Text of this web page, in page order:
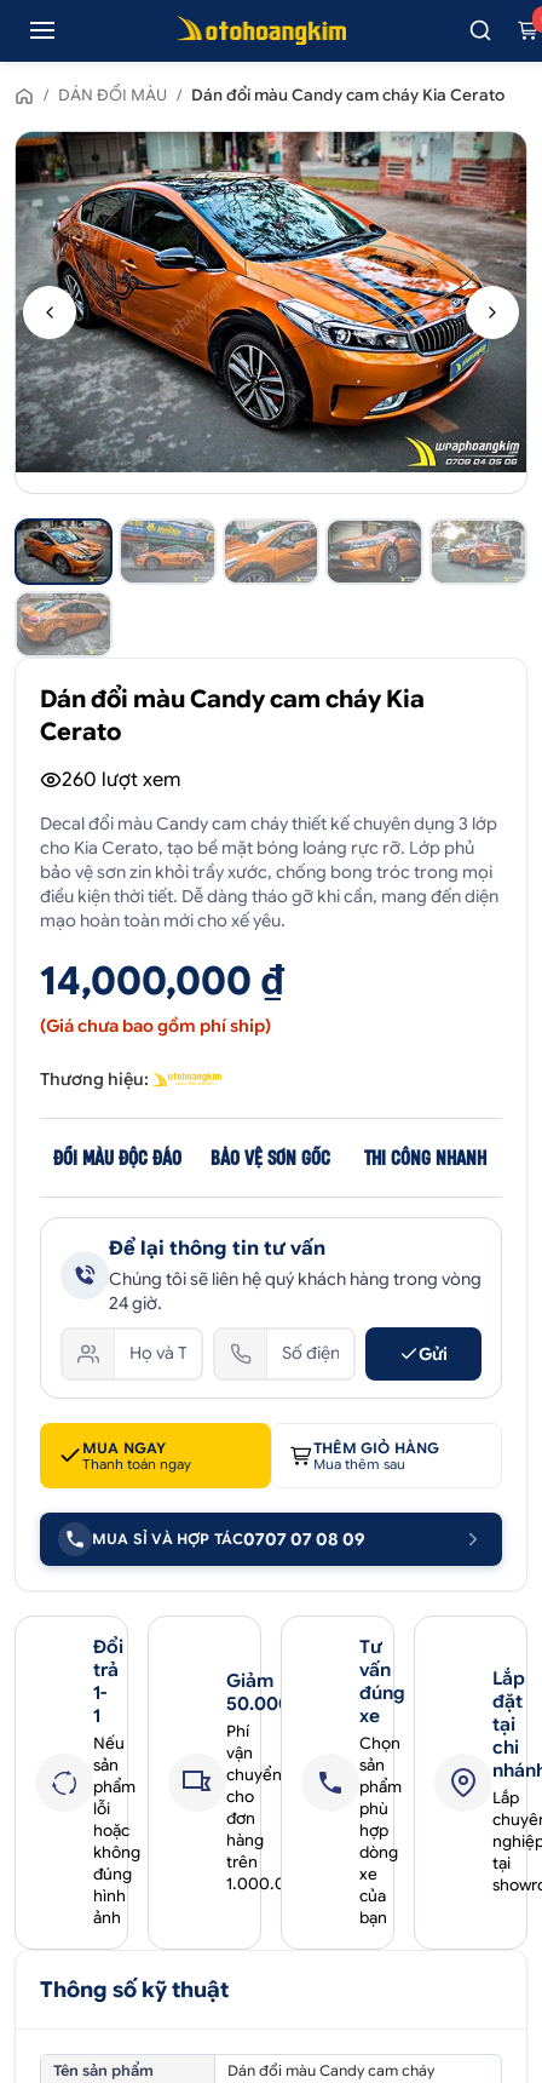
/ DÁN ĐỔI MÀU / Dán đổi màu Candy cam cháy Kia Cerato
Dán đổi màu Candy cam cháy Kia
Cerato
260 lượt xem
Decal đổi màu Candy cam cháy thiết kế chuyên dụng 3 lớp
cho Kia Cerato, tạo bề mặt bóng loáng rực rỡ. Lớp phủ
bảo vệ sơn zin khỏi trầy xước, chống bong tróc trong mọi
điều kiện thời tiết. Dễ dàng tháo gỡ khi cần, mang đến diện
mạo hoàn toàn mới cho xế yêu.
14,000,000 ₫
(Giá chưa bao gồm phí ship)
Thương hiệu:
ĐỔI MÀU ĐỘC ĐÁO BẢO VỆ SƠN GỐC THI CÔNG NHANH
Để lại thông tin tư vấn
Chúng tôi sẽ liên hệ quý khách hàng trong vòng
24 giờ.
Gửi
MUA NGAY
Thanh toán ngay
THÊM GIỎ HÀNG
Mua thêm sau
MUA SỈ VÀ HỢP TÁC0707 07 08 09
Đổi
trả
1-
1
Nếu
sản
phẩm
lỗi
hoặc
không
đúng
hình
ảnh
Giảm
50.000₫
Phí
vận
chuyển
cho
đơn
hàng
trên
1.000.000₫
Tư
vấn
đúng
xe
Chọn
sản
phẩm
phù
hợp
dòng
xe
của
bạn
Lắp
đặt
tại
chi
Lắp
tại
Thông số kỹ thuật
Tên sản phẩm
Dán đổi màu Candy cam cháy